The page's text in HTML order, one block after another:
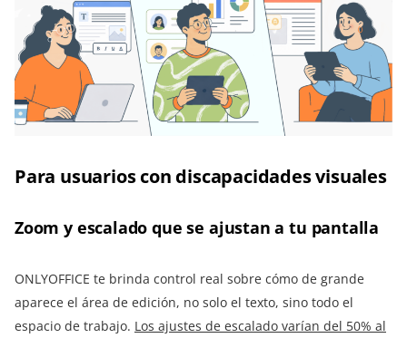
Para usuarios con discapacidades visuales
Zoom y escalado que se ajustan a tu pantalla
ONLYOFFICE te brinda control real sobre cómo de grande
aparece el área de edición, no solo el texto, sino todo el
espacio de trabajo. Los ajustes de escalado varían del 50% al